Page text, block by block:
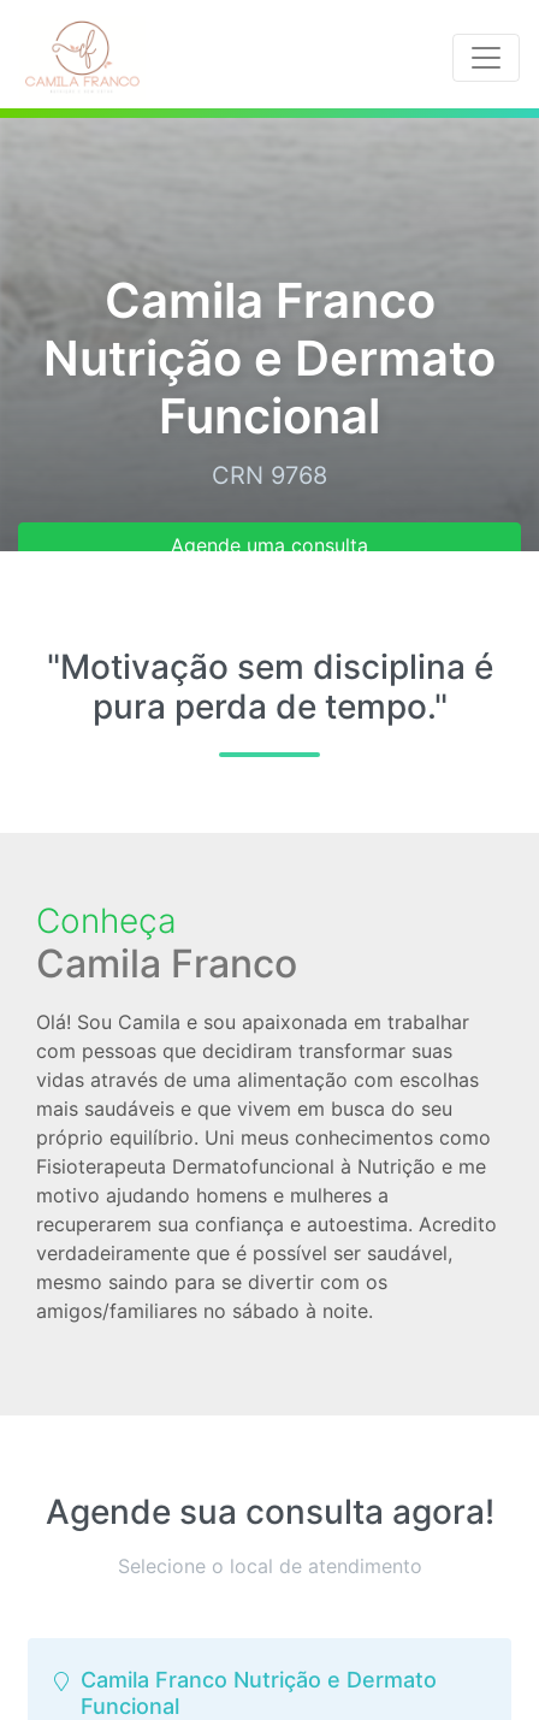
Camila Franco
Nutrição e Dermato
Funcional
CRN 9768
Agende uma consulta
"Motivação sem disciplina é
pura perda de tempo."
Conheça
Camila Franco
Olá! Sou Camila e sou apaixonada em trabalhar
com pessoas que decidiram transformar suas
vidas através de uma alimentação com escolhas
mais saudáveis e que vivem em busca do seu
próprio equilíbrio. Uni meus conhecimentos como
Fisioterapeuta Dermatofuncional à Nutrição e me
motivo ajudando homens e mulheres a
recuperarem sua confiança e autoestima. Acredito
verdadeiramente que é possível ser saudável,
mesmo saindo para se divertir com os
amigos/familiares no sábado à noite.
Agende sua consulta agora!
Selecione o local de atendimento
Camila Franco Nutrição e Dermato
Funcional